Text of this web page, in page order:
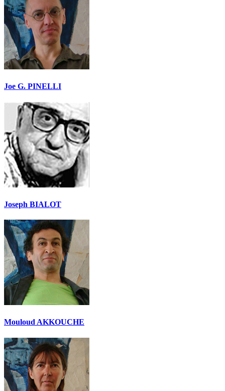
Joe G. PINELLI
Joseph BIALOT
Mouloud AKKOUCHE